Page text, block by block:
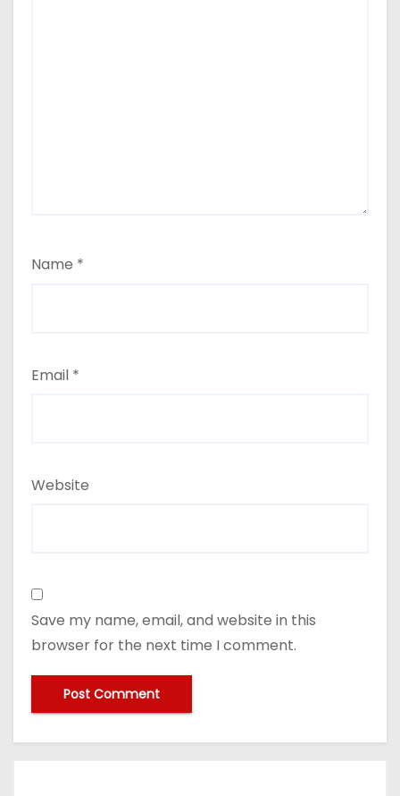
Name *
Email *
Website
Save my name, email, and website in this
browser for the next time I comment.